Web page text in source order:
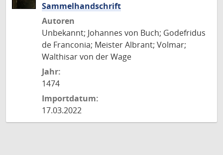
Sammelhandschrift
Autoren
Unbekannt; Johannes von Buch; Godefridus
de Franconia; Meister Albrant; Volmar;
Walthisar von der Wage
Jahr:
1474
Importdatum:
17.03.2022